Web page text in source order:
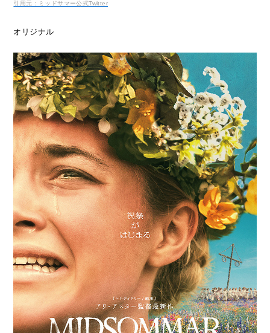
引用元：ミッドサマー公式Twitter
オリジナル